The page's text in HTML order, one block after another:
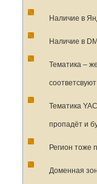
Наличие в
Наличие в
Тематика –
Тематика
пропадёт и
Регион тоже
Доменная